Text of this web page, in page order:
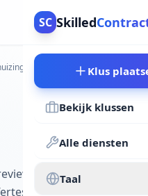
SC Skilled
Klus
Bekijk klussen
Alle diensten
Taal
en
aan